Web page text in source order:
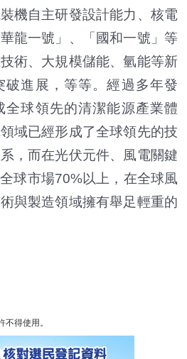
機自主研發設計能力、核電
龍一號」、「國和一號」等
術、大規模儲能、氫能等新
破進展，等等。經過多年發
全球領先的清潔能源產業體
域已經形成了全球領先的技
，而在光伏元件、風電關鍵
球市場70%以上，在全球風
與製造領域擁有舉足輕重的
得使用。